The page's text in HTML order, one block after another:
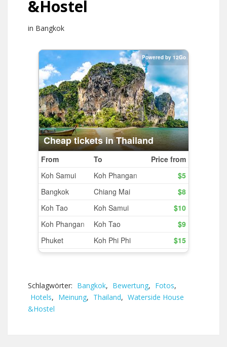
&Hostel
in Bangkok
Schlagwörter: Bangkok, Bewertung, Fotos,
Hotels, Meinung, Thailand, Waterside House
&Hostel